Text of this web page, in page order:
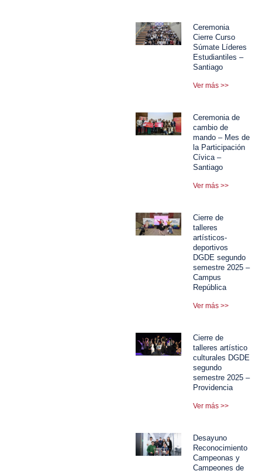
Ceremonia
Cierre Curso
Súmate Líderes
Estudiantiles –
Santiago
Ver más >>
Ceremonia de
cambio de
mando – Mes de
la Participación
Cívica –
Santiago
Ver más >>
Cierre de
talleres
artísticos-
deportivos
DGDE segundo
semestre 2025 –
Campus
República
Ver más >>
Cierre de
talleres artístico
culturales DGDE
segundo
semestre 2025 –
Providencia
Ver más >>
Desayuno
Reconocimiento
Campeonas y
Campeones de